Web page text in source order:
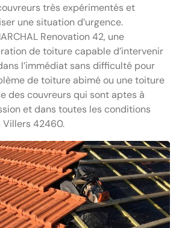
très expérimentés et
une situation d’urgence.
Renovation 42, une
de toiture capable d’intervenir
l’immédiat sans difficulté pour
de toiture abimé ou une toiture
des couvreurs qui sont aptes à
et dans toutes les conditions
Villers 42460.